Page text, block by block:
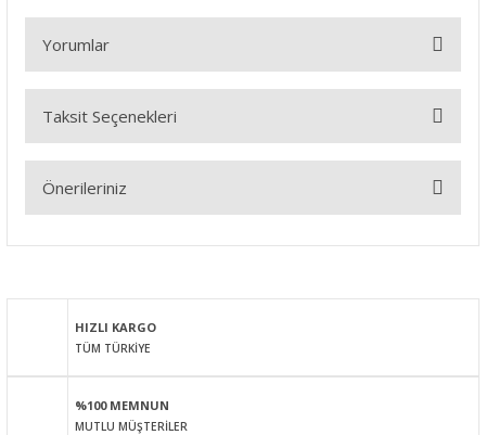
Yorumlar
Bu ürüne ilk yorumu siz yapın!
Taksit Seçenekleri
Önerileriniz
Görüş ve önerileriniz için teşekkür ederiz.
Ürün resmi kalitesiz, bozuk veya görüntülenemiyor.
Ürün bilgilerinde hatalar bulunuyor.
HIZLI KARGO
TÜM TÜRKİYE
%100 MEMNUN
MUTLU MÜŞTERİLER